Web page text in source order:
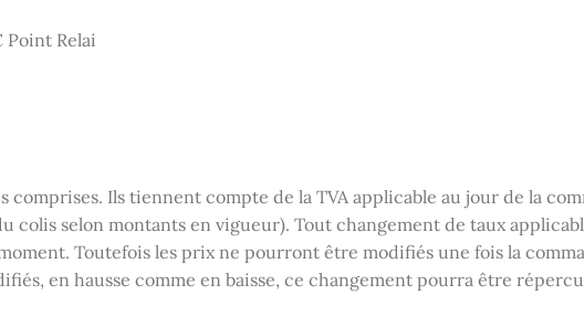
Relai
comprises. Ils tiennent compte de la TVA applicable au jour de la
colis selon montants en vigueur). Tout changement de taux
Toutefois les prix ne pourront être modifiés une fois la
en hausse comme en baisse, ce changement pourra être